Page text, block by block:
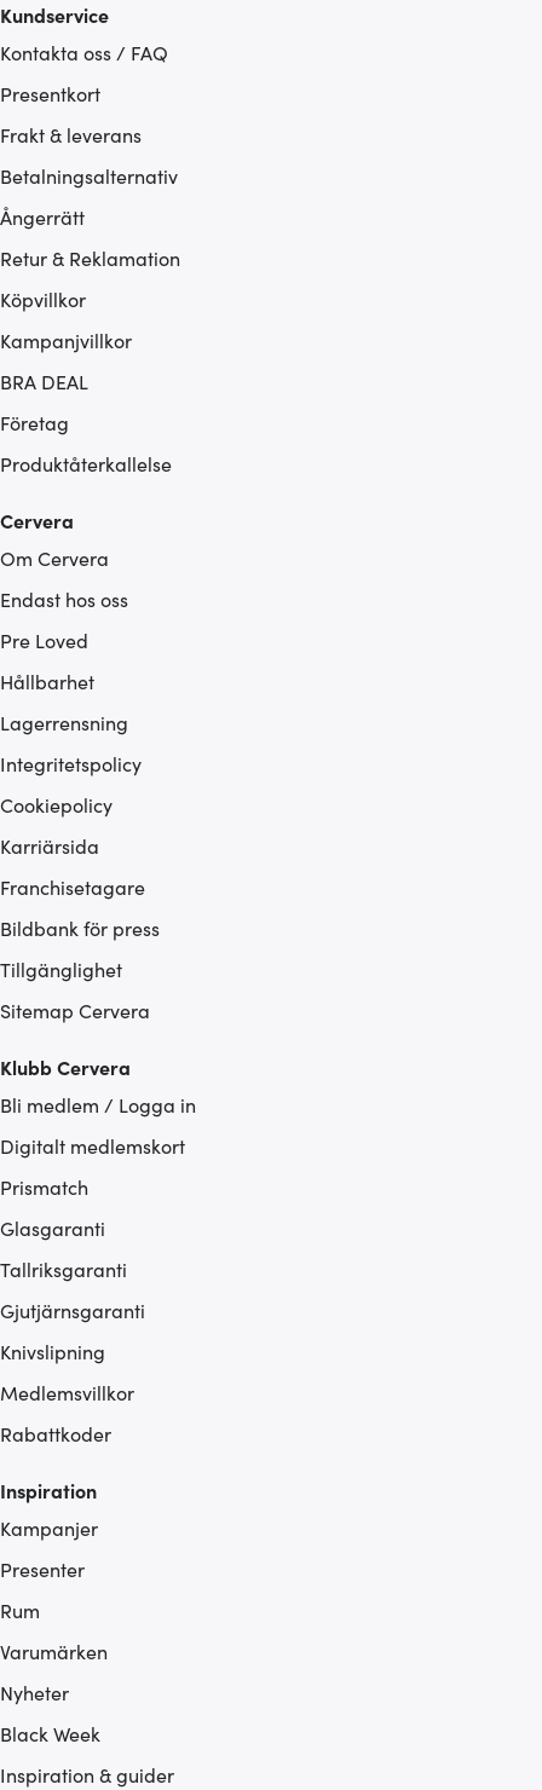
Kundservice
Kontakta oss / FAQ
Presentkort
Frakt & leverans
Betalningsalternativ
Ångerrätt
Retur & Reklamation
Köpvillkor
Kampanjvillkor
BRA DEAL
Företag
Produktåterkallelse
Cervera
Om Cervera
Endast hos oss
Pre Loved
Hållbarhet
Lagerrensning
Integritetspolicy
Cookiepolicy
Karriärsida
Franchisetagare
Bildbank för press
Tillgänglighet
Sitemap Cervera
Klubb Cervera
Bli medlem / Logga in
Digitalt medlemskort
Prismatch
Glasgaranti
Tallriksgaranti
Gjutjärnsgaranti
Knivslipning
Medlemsvillkor
Rabattkoder
Inspiration
Kampanjer
Presenter
Rum
Varumärken
Nyheter
Black Week
Inspiration & guider